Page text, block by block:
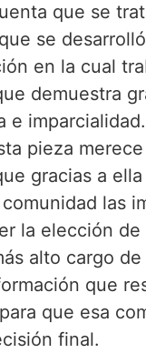
que se
se
en la cual
demuestra
e imparcialidad.
pieza
gracias a
las
la elección de
alto cargo de
que
que esa
final.